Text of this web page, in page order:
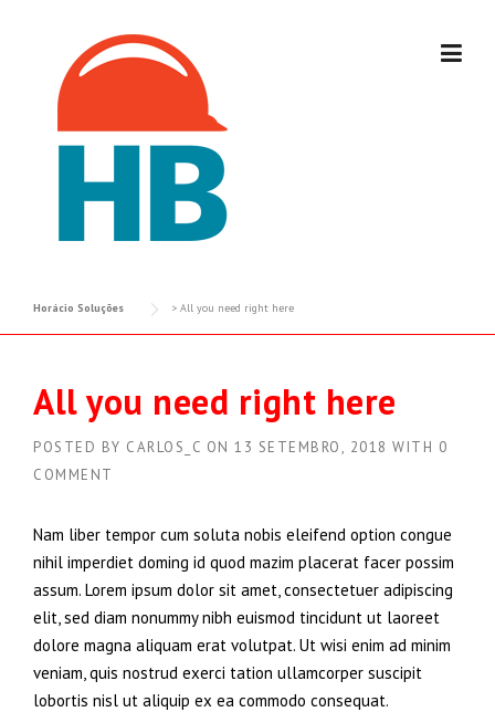
Horácio Soluções > All you need right here
All you need right here
POSTED BY CARLOS_C ON 13 SETEMBRO, 2018 WITH 0
COMMENT
Nam liber tempor cum soluta nobis eleifend option congue
nihil imperdiet doming id quod mazim placerat facer possim
assum. Lorem ipsum dolor sit amet, consectetuer adipiscing
elit, sed diam nonummy nibh euismod tincidunt ut laoreet
dolore magna aliquam erat volutpat. Ut wisi enim ad minim
veniam, quis nostrud exerci tation ullamcorper suscipit
lobortis nisl ut aliquip ex ea commodo consequat.